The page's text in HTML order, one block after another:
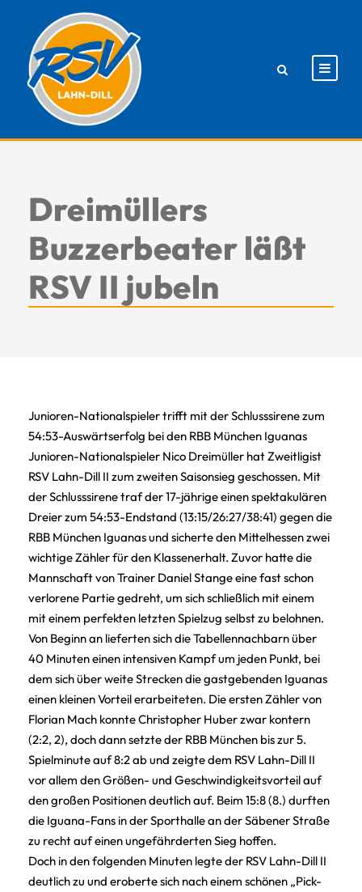
Dreimüllers
Buzzerbeater läßt
RSV II jubeln
Junioren-Nationalspieler trifft mit der Schlusssirene zum
54:53-Auswärtserfolg bei den RBB München Iguanas
Junioren-Nationalspieler Nico Dreimüller hat Zweitligist
RSV Lahn-Dill II zum zweiten Saisonsieg geschossen. Mit
der Schlusssirene traf der 17-jährige einen spektakulären
Dreier zum 54:53-Endstand (13:15/26:27/38:41) gegen die
RBB München Iguanas und sicherte den Mittelhessen zwei
wichtige Zähler für den Klassenerhalt. Zuvor hatte die
Mannschaft von Trainer Daniel Stange eine fast schon
verlorene Partie gedreht, um sich schließlich mit einem
mit einem perfekten letzten Spielzug selbst zu belohnen.
Von Beginn an lieferten sich die Tabellennachbarn über
40 Minuten einen intensiven Kampf um jeden Punkt, bei
dem sich über weite Strecken die gastgebenden Iguanas
einen kleinen Vorteil erarbeiteten. Die ersten Zähler von
Florian Mach konnte Christopher Huber zwar kontern
(2:2, 2), doch dann setzte der RBB München bis zur 5.
Spielminute auf 8:2 ab und zeigte dem RSV Lahn-Dill II
vor allem den Größen- und Geschwindigkeitsvorteil auf
den großen Positionen deutlich auf. Beim 15:8 (8.) durften
die Iguana-Fans in der Sporthalle an der Säbener Straße
zu recht auf einen ungefährderten Sieg hoffen.
Doch in den folgenden Minuten legte der RSV Lahn-Dill II
deutlich zu und eroberte sich nach einem schönen „Pick-